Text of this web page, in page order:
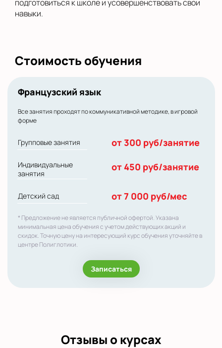
подготовиться к школе и усовершенствовать свои
навыки.
Стоимость обучения
Французский язык
Все занятия проходят по коммуникативной методике, в игровой
форме
Групповые занятия от 300 руб/занятие
Индивидуальные
занятия
от 450 руб/занятие
Детский сад от 7 000 руб/мес
* Предложение не является публичной офертой. Указана
минимальная цена обучения с учетом действующих акций и
скидок. Точную цену на интересующий курс обучения уточняйте в
центре Полиглотики.
Записаться
Отзывы о курсах